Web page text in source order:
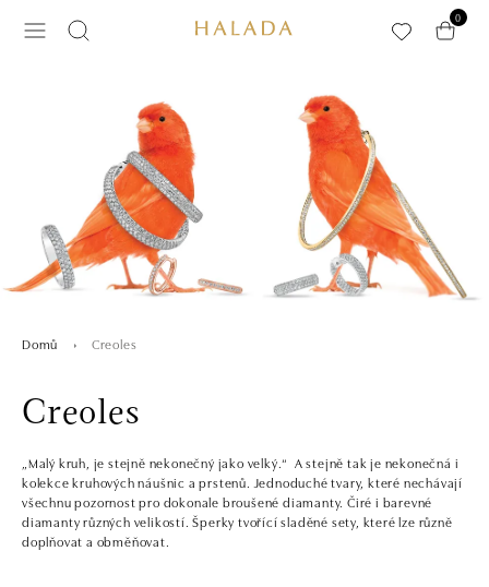
0
Domů Creoles
Creoles
„Malý kruh, je stejně nekonečný jako velký.“ A stejně tak je nekonečná i
kolekce kruhových náušnic a prstenů. Jednoduché tvary, které nechávají
všechnu pozornost pro dokonale broušené diamanty. Čiré i barevné
diamanty různých velikostí. Šperky tvořící sladěné sety, které lze různě
doplňovat a obměňovat.